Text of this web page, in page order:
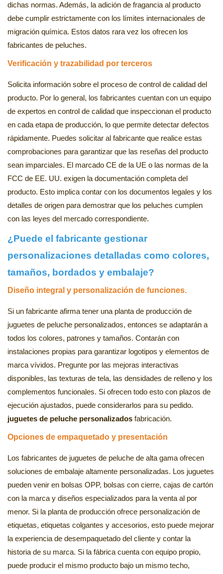
dichas normas. Además, la adición de fragancia al producto
debe cumplir estrictamente con los límites internacionales de
migración química. Estos datos rara vez los ofrecen los
fabricantes de peluches.
Verificación y trazabilidad por terceros
Solicita información sobre el proceso de control de calidad del
producto. Por lo general, los fabricantes cuentan con un equipo
de expertos en control de calidad que inspeccionan el producto
en cada etapa de producción, lo que permite detectar defectos
rápidamente. Puedes solicitar al fabricante que realice estas
comprobaciones para garantizar que las reseñas del producto
sean imparciales. El marcado CE de la UE o las normas de la
FCC de EE. UU. exigen la documentación completa del
producto. Esto implica contar con los documentos legales y los
detalles de origen para demostrar que los peluches cumplen
con las leyes del mercado correspondiente.
¿Puede el fabricante gestionar
personalizaciones detalladas como colores,
tamaños, bordados y embalaje?
Diseño integral y personalización de funciones.
Si un fabricante afirma tener una planta de producción de
juguetes de peluche personalizados, entonces se adaptarán a
todos los colores, patrones y tamaños. Contarán con
instalaciones propias para garantizar logotipos y elementos de
marca vívidos. Pregunte por las mejoras interactivas
disponibles, las texturas de tela, las densidades de relleno y los
complementos funcionales. Si ofrecen todo esto con plazos de
ejecución ajustados, puede considerarlos para su pedido.
juguetes de peluche personalizados fabricación.
Opciones de empaquetado y presentación
Los fabricantes de juguetes de peluche de alta gama ofrecen
soluciones de embalaje altamente personalizadas. Los juguetes
pueden venir en bolsas OPP, bolsas con cierre, cajas de cartón
con la marca y diseños especializados para la venta al por
menor. Si la planta de producción ofrece personalización de
etiquetas, etiquetas colgantes y accesorios, esto puede mejorar
la experiencia de desempaquetado del cliente y contar la
historia de su marca. Si la fábrica cuenta con equipo propio,
puede producir el mismo producto bajo un mismo techo,